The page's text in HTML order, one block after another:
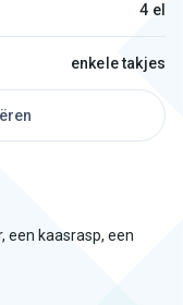
4 el
enkele takjes
een kaasrasp, een